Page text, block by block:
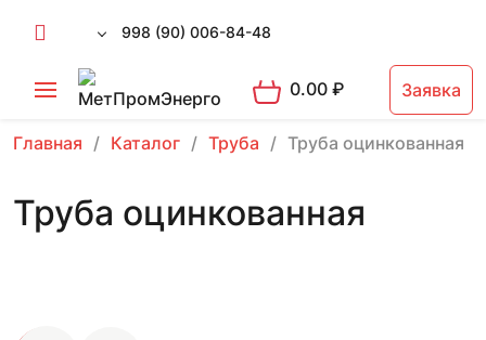
998 (90) 006-84-48
0.00₽ Заявка
Главная Каталог Труба Труба оцинкованная
Труба оцинкованная